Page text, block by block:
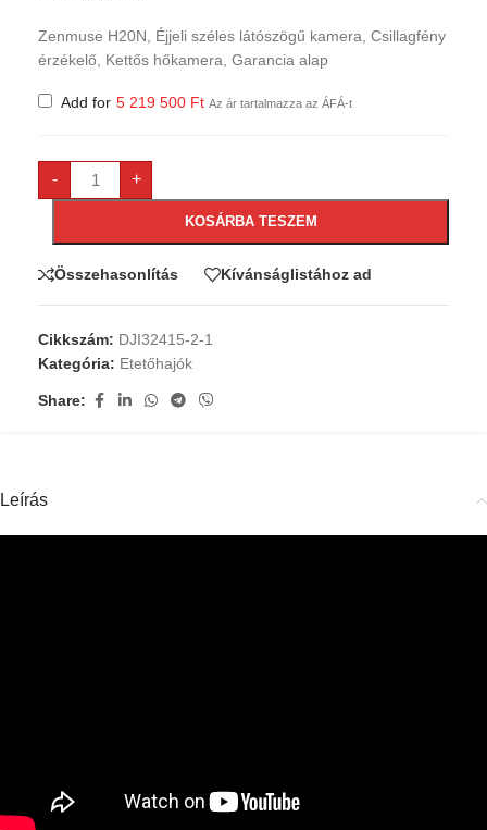
Zenmuse H20N, Éjjeli széles látószögű kamera, Csillagfény
érzékelő, Kettős hőkamera, Garancia alap
Add for 5 219 500 Ft Az ár tartalmazza az ÁFÁ-t
- +
KOSÁRBA TESZEM
Összehasonlítás Kívánságlistához ad
Cikkszám: DJI32415-2-1
Kategória: Etetőhajók
Share:
Leírás